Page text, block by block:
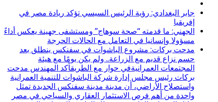
جابر البغدادي: رؤية الرئيس السيسي تؤكد ريادة مصر في
إفريقيا
الجهني: ما قدمته “صحة سوهاج” ومستشفى جهينة يعكس أداءً
مسؤولا وإنسانيا في التعامل مع الحالات الحرجة
مدحت بركات: مشروع الباشوات في سفنكس ينطلق بعد
حسم نزاع قديم مع الزراعة.. ولم يكن يومًا مع هيئة
المجتمعات العمرانيةفي حوار مع الطريقأكد المهندس مدحت
بركات رئيس مجلس إدارة شركة الباشوات للتنمية العمرانية
واستصلاح الأراضي، أن مدينة مدينة سفنكس الجديدة تمثل
واحدة من أهم فرص الاستثمار العقاري والسياحي في مصر